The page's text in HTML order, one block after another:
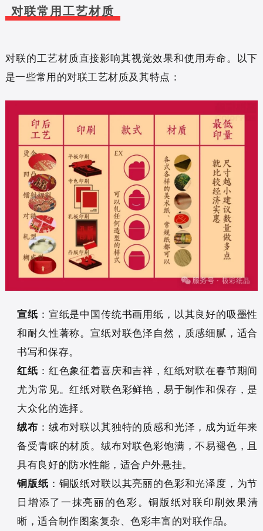
对联常用工艺材质
对联的工艺材质直接影响其视觉效果和使用寿命。以下
是一些常用的对联工艺材质及其特点：
宣纸 ：宣纸是中国传统书画用纸，以其良好的吸墨性
和耐久性著称。宣纸对联色泽自然，质感细腻，适合
书写和保存。
红纸 ：红色象征着喜庆和吉祥，红纸对联在春节期间
尤为常见。红纸对联色彩鲜艳，易于制作和保存，是
大众化的选择。
绒布 ：绒布对联以其独特的质感和光泽，成为近年来
备受青睐的材质。绒布对联色彩饱满，不易褪色，且
具有良好的防水性能，适合户外悬挂。
铜版纸 ：铜版纸对联以其亮丽的色彩和光泽度，为节
日增添了一抹亮丽的色彩。铜版纸对联印刷效果清
晰，适合制作图案复杂、色彩丰富的对联作品。